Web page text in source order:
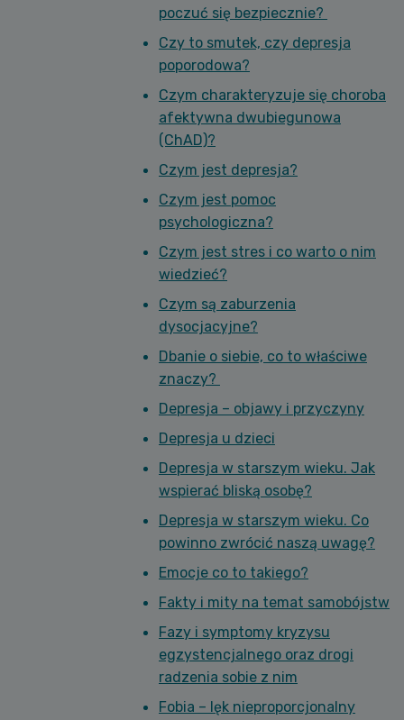
poczuć się bezpiecznie?
Czy to smutek, czy depresja
poporodowa?
Czym charakteryzuje się choroba
afektywna dwubiegunowa
(ChAD)?
Czym jest depresja?
Czym jest pomoc
psychologiczna?
Czym jest stres i co warto o nim
wiedzieć?
Czym są zaburzenia
dysocjacyjne?
Dbanie o siebie, co to właściwe
znaczy?
Depresja – objawy i przyczyny
Depresja u dzieci
Depresja w starszym wieku. Jak
wspierać bliską osobę?
Depresja w starszym wieku. Co
powinno zwrócić naszą uwagę?
Emocje co to takiego?
Fakty i mity na temat samobójstw
Fazy i symptomy kryzysu
egzystencjalnego oraz drogi
radzenia sobie z nim
Fobia – lęk nieproporcjonalny